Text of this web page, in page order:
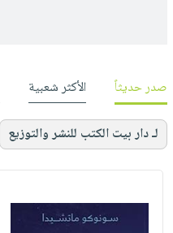
صدر حديثاً الأكثر شعبية
لـ دار بيت الكتب للنشر والتوزيع